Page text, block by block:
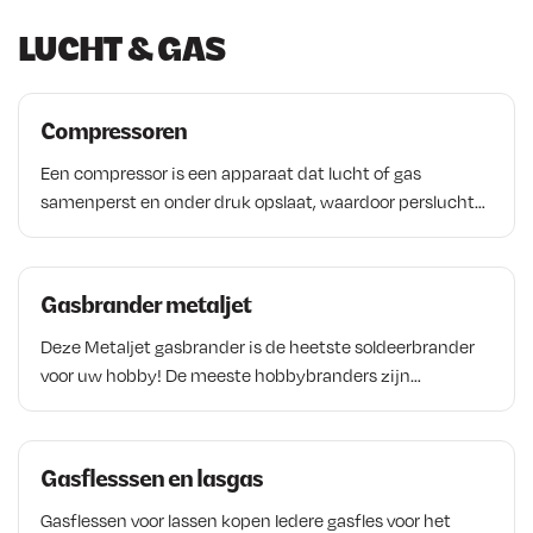
a
t
i
e
l
LUCHT & GAS
Compressoren
Een compressor is een apparaat dat lucht of gas
samenperst en onder druk opslaat, waardoor perslucht
toepassingen, bijvoorbeeld voor het aandrijven van
pneumatisch gereedschap, spuitwerk en het oppompen
van banden. Door lucht aan te zuigen, samen te persen
Gasbrander metaljet
Deze Metaljet gasbrander is de heetste soldeerbrander
voor uw hobby! De meeste hobbybranders zijn
van bepaalde voorwerpen of het solderen met koper- of
zilverlegeringen (hardsolderen). De
Gasflesssen en lasgas
Gasflessen voor lassen kopen Iedere gasfles voor het